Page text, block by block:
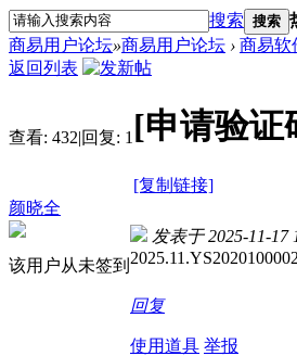
搜索 搜索
商易用户论坛»商易用户论坛 › 商易软
返回列表
查看: 432|回复: 1 [申请验
[复制链接]
颜晓全
该用户从未签到
发表于 2025-11-17
回复
使用道具 举报